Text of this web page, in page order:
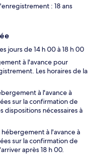
: 18 ans
jours de 14 h 00 à 18 h 00
à l'avance pour
Les horaires de la
à l'avance à
sur la confirmation de
dispositions nécessaires à
à l'avance à
sur la confirmation de
après 18 h 00.